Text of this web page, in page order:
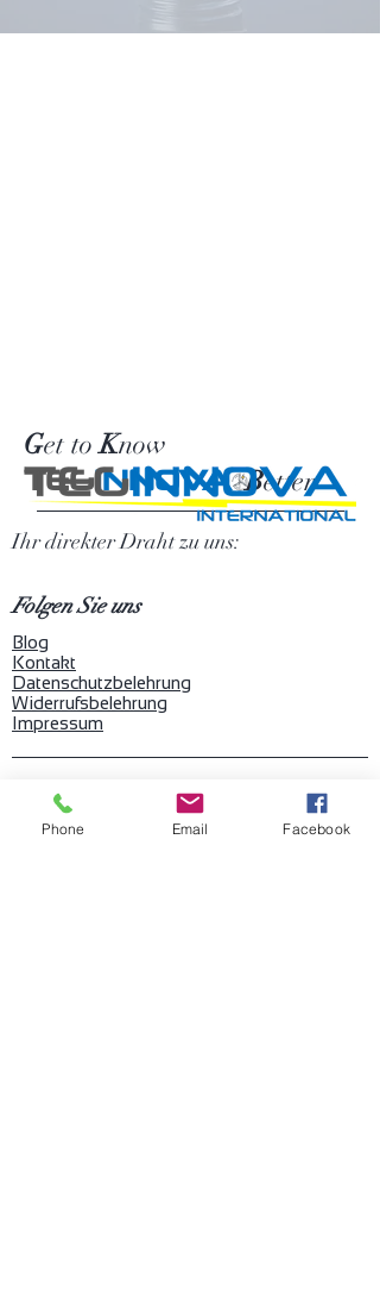
Get toKnow
TEGINNOVA Better
Ihr direkter Draht zu uns:
Folgen Sie uns
Blog
Kontakt
Datenschutzbelehrung
Widerrufsbelehrung
Impressum
Instagram
Phone Email Facebook